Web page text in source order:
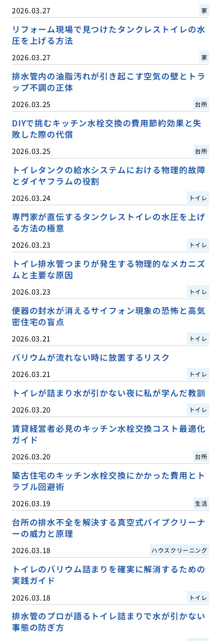
2026.03.27 家
リフォーム現場で見つけたタンクレストイレの水
圧を上げる方法
2026.03.27 家
排水管内の油脂汚れが引き起こす空気の壁とトラ
ップ不調の正体
2026.03.25 台所
DIYで挑むキッチン水栓交換の費用節約効果と失
敗した際の代償
2026.03.25 台所
トイレタンクの給水システムにおける物理的故障
とダイヤフラムの役割
2026.03.24 トイレ
専門家が直伝するタンクレストイレの水圧を上げ
る方法の極意
2026.03.23 トイレ
トイレ排水管つまりが発生する物理的なメカニズ
ムと主要な原因
2026.03.23 トイレ
便器の封水が消えるサイフォン現象の恐怖と高気
密住宅の盲点
2026.03.21 トイレ
バリウムが流れない時に放置するリスク
2026.03.21 トイレ
トイレが詰まり水が引かない夜に私が学んだ教訓
2026.03.20 トイレ
賃貸経営者必見のキッチン水栓交換コスト最適化
ガイド
2026.03.20 台所
築古住宅のキッチン水栓交換にかかった費用とト
ラブル回避術
2026.03.19 生活
台所の排水不全を解決する真空式パイプクリーナ
ーの威力と原理
2026.03.18 ハウスクリーニング
トイレのバリウム詰まりを確実に解消するための
実践ガイド
2026.03.18 トイレ
排水管のプロが語るトイレ詰まりで水が引かない
事態の防ぎ方